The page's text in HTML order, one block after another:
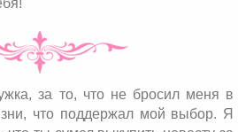
за то, что не бросил меня в
что поддержал мой выбор. Я